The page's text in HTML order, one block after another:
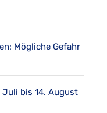
Mögliche Gefahr
bis 14. August